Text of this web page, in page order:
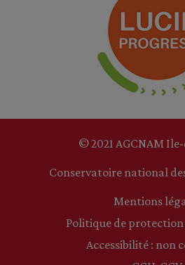
© 2021 AGCNAM
Conservatoire national
Mentions
Politique de protection
Accessibilité : non